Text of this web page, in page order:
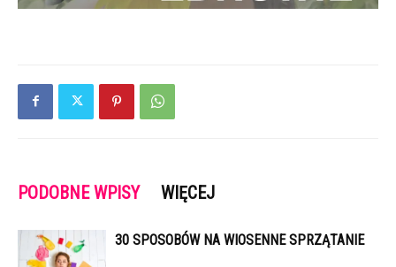
PODOBNE WPISY WIĘCEJ
30 SPOSOBÓW NA WIOSENNE SPRZĄTANIE